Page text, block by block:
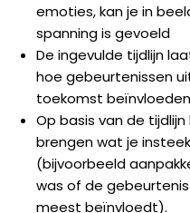
emoties, kan je in
spanning is gevoeld
De ingevulde tijdlijn
hoe gebeurtenissen
toekomst beïnvloeden
Op basis van de
brengen wat je
(bijvoorbeeld
was of de
meest beïnvloedt).